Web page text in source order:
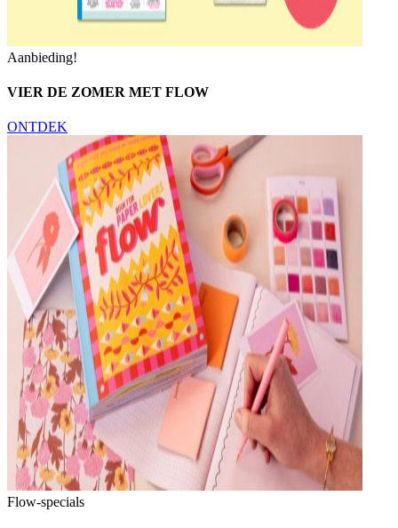
Aanbieding!
VIER DE ZOMER MET FLOW
ONTDEK
Flow-specials